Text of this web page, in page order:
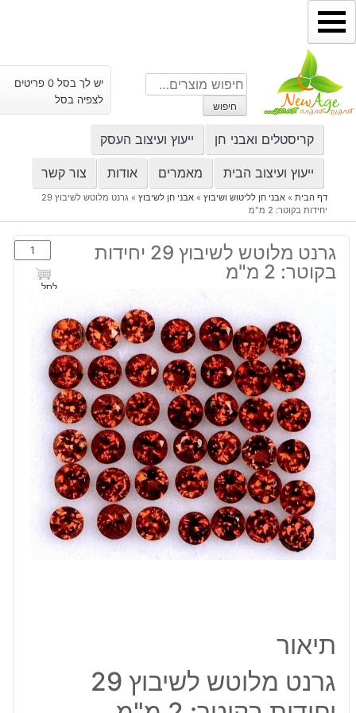
דילוג
לתוכן
חיפוש
עבור:
חיפוש
יש לך בסל 0 פריטים
לצפיה בסל
קריסטלים ואבני חן ייעוץ ועיצוב העסק
ייעוץ ועיצוב הבית מאמרים אודות צור קשר
דף הבית» אבני חן לליטוש ושיבוץ» אבני חן לשיבוץ»
גרנט מלוטש לשיבוץ 29
יחידות בקוטר: 2 מ"מ
גרנט מלוטש לשיבוץ 29 יחידות
בקוטר: 2 מ"מ
כמות
של
גרנט
לשיבוץ
29
יחידות
בקוטר:
2
מ"מ
לסל
תיאור
גרנט מלוטש לשיבוץ 29